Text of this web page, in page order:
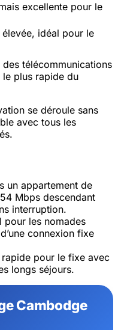
excellente pour le
élevée, idéal pour le
télécommunications
le plus rapide du
se déroule sans
avec tous les
un appartement de
Mbps descendant
interruption.
pour les nomades
connexion fixe
pour le fixe avec
longs séjours.
Cambodge
6
maintenant